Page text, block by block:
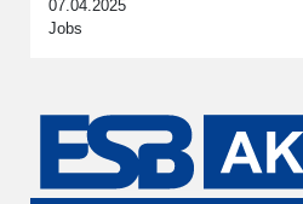
07.04.2025
Jobs